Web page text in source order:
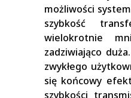
możliwości
szybkość
wielokrotnie
zadziwiająco
zwykłego
się końcowy
szybkości